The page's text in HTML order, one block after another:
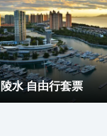
陵水 自由行套票